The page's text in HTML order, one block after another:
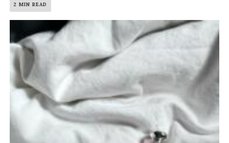
2 MIN READ